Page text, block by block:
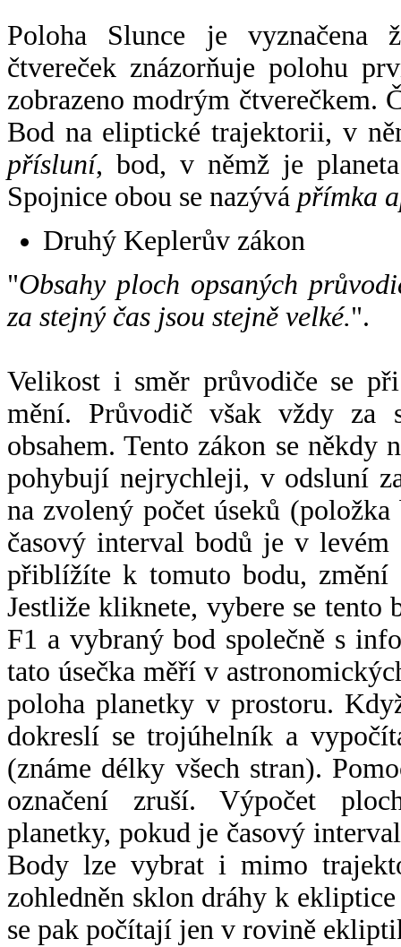
Poloha Slunce je vyznačena
čtvereček znázorňuje polohu
zobrazeno modrým čtverečkem.
Bod na eliptické trajektorii, v
přísluní, bod, v němž je
Spojnice obou se nazývá přímka
Druhý Keplerův zákon
"Obsahy ploch opsaných
za stejný čas jsou stejně velké.".
Velikost i směr průvodiče se
mění. Průvodič však vždy za
obsahem. Tento zákon se někdy
pohybují nejrychleji, v odsluní
na zvolený počet úseků
časový interval bodů je v
přiblížíte k tomuto bodu,
Jestliže kliknete, vybere se tento
F1 a vybraný bod společně s
tato úsečka měří v
poloha planetky v prostoru.
dokreslí se trojúhelník a
(známe délky všech stran).
označení zruší. Výpočet
planetky, pokud je časový
Body lze vybrat i mimo
zohledněn sklon dráhy k
se pak počítají jen v rovině